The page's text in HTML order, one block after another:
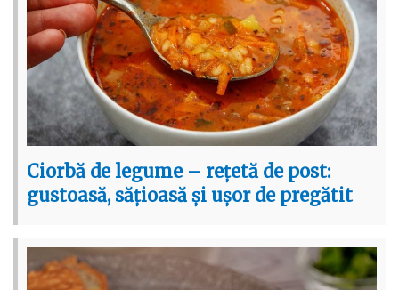
Ciorbă de legume – rețetă de post:
gustoasă, sățioasă și ușor de pregătit